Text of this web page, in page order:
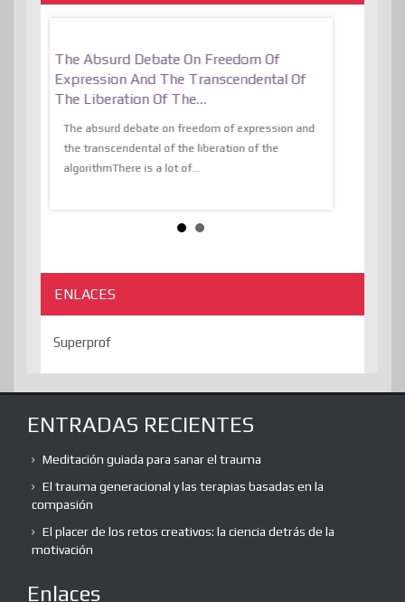
The Absurd Debate On Freedom Of
Expression And The Transcendental Of
The Liberation Of The…
The absurd debate on freedom of expression and
the transcendental of the liberation of the
algorithmThere is a lot of...
ENLACES
Superprof
ENTRADAS RECIENTES
Meditación guiada para sanar el trauma
El trauma generacional y las terapias basadas en la
compasión
El placer de los retos creativos: la ciencia detrás de la
motivación
Enlaces